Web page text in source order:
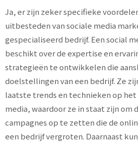
Ja, er zijn zeker specifieke
uitbesteden van sociale media
gespecialiseerd bedrijf. Een social
beschikt over de expertise en
strategieën te ontwikkelen die
doelstellingen van een bedrijf. Ze
laatste trends en technieken op het
media, waardoor ze in staat zijn om
campagnes op te zetten die de
een bedrijf vergroten. Daarnaast